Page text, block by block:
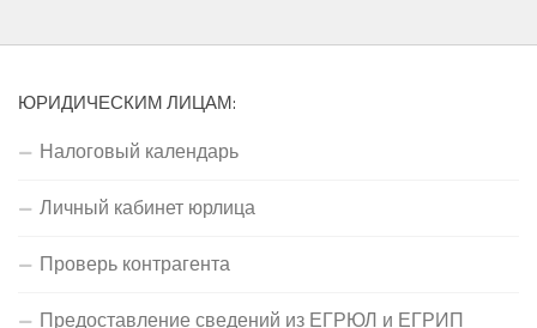
ЮРИДИЧЕСКИМ ЛИЦАМ:
Налоговый календарь
Личный кабинет юрлица
Проверь контрагента
Предоставление сведений из ЕГРЮЛ и ЕГРИП